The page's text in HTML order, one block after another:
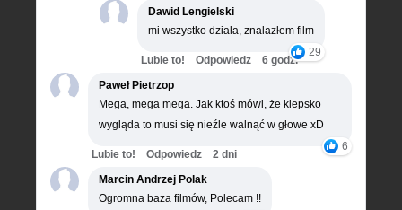
Dawid Lengielski
mi wszystko działa, znalazłem film
29
Lubie to! Odpowiedz
6 godz.
Paweł Pietrzop
Mega, mega mega. Jak ktoś mówi, że kiepsko
wygląda to musi się nieźle walnąć w głowe xD
6
Lubie to! Odpowiedz
2 dni
Marcin Andrzej Polak
Ogromna baza filmów, Polecam !!